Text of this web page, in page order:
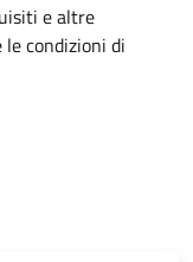
e altre
condizioni di